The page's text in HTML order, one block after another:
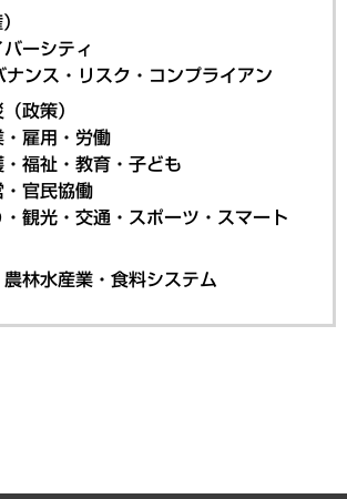
ーシティ
ナンス・リスク・コンプライアン
政策）
雇用・労働
・福祉・教育・子ども
・官民協働
観光・交通・スポーツ・スマート
農林水産業・食料システム